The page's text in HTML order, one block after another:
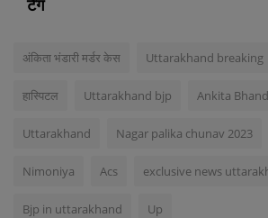
अंकिता भंडारी मर्डर केस Uttarakhand breaking
हास्पिटल Uttarakhand bjp Ankita
Uttarakhand Nagar palika chunav 2023
Nimoniya Acs exclusive news
Bjp in uttarakhand Up